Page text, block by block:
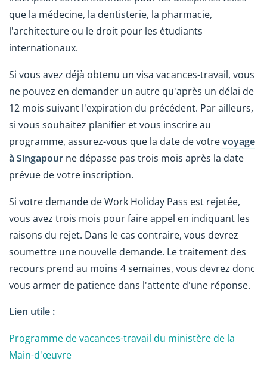
que la médecine, la dentisterie, la pharmacie,
l'architecture ou le droit pour les étudiants
internationaux.
Si vous avez déjà obtenu un visa vacances-travail, vous
ne pouvez en demander un autre qu'après un délai de
12 mois suivant l'expiration du précédent. Par ailleurs,
si vous souhaitez planifier et vous inscrire au
programme, assurez-vous que la date de votrevoyage
à Singapour ne dépasse pas trois mois après la date
prévue de votre inscription.
Si votre demande de Work Holiday Pass est rejetée,
vous avez trois mois pour faire appel en indiquant les
raisons du rejet. Dans le cas contraire, vous devrez
soumettre une nouvelle demande. Le traitement des
recours prend au moins 4 semaines, vous devrez donc
vous armer de patience dans l'attente d'une réponse.
Lien utile :
Programme de vacances-travail du ministère de la
Main-d'œuvre